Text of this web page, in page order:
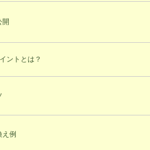
開
ントとは？
え例